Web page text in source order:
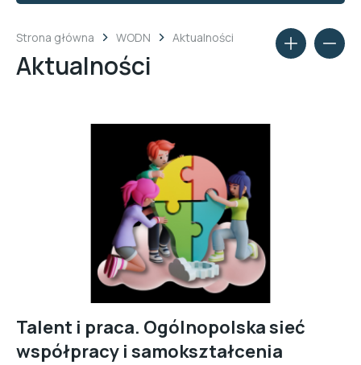
Strona główna WODN Aktualności
Aktualności
Talent i praca. Ogólnopolska sieć
współpracy i samokształcenia